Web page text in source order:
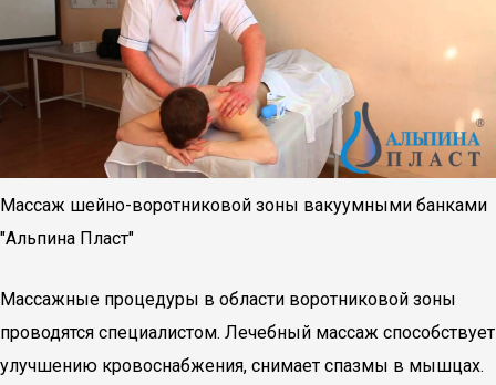
Массаж шейно-воротниковой зоны вакуумными банками
"Альпина Пласт"
Массажные процедуры в области воротниковой зоны
проводятся специалистом. Лечебный массаж способствует
улучшению кровоснабжения, снимает спазмы в мышцах.